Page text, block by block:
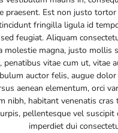
praesent. Est non justo
fringilla ligula id
feugiat. Aliquam
molestie magna, justo mollis
penatibus vitae cum ut, vitae
auctor felis, augue
aenean elementum, orci
nibh, habitant venenatis cras
pellentesque vel
imperdiet dui